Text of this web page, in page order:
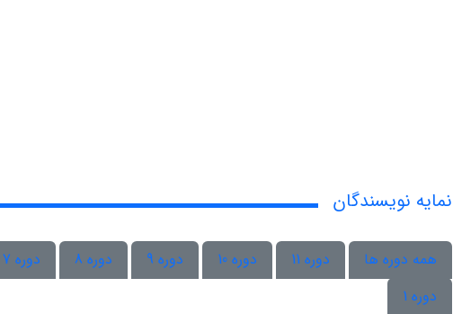
نمایه نویسندگان
همه دوره ها دوره 11 دوره 10 دوره 9 دوره 8 دوره 7
دوره 1